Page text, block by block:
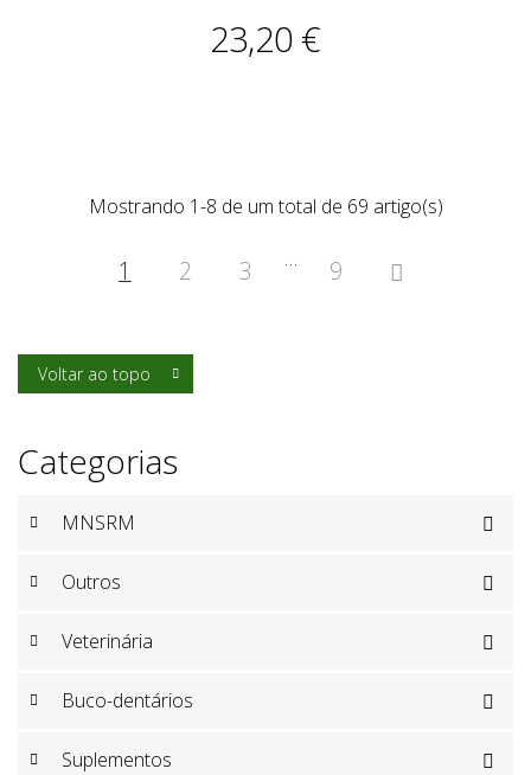
Categorias
MNSRM 
Outros 
Veterinária 
Buco-dentários 
Suplementos 
23,20 €
Mostrando 1-8 de um total de 69 artigo(s)
1 2 3 … 9 
Voltar ao topo 